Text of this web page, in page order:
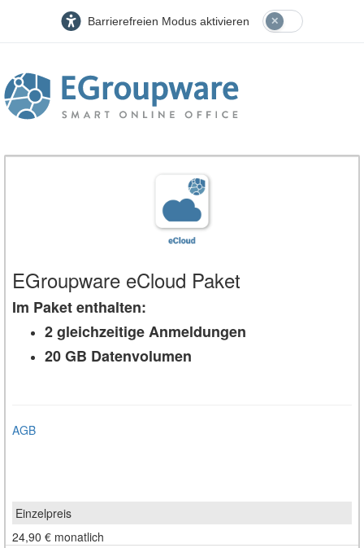
Barrierefreien Modus aktivieren
EGroupware eCloud Paket
Im Paket enthalten:
2 gleichzeitige Anmeldungen
20 GB Datenvolumen
AGB
24,90 € monatlich